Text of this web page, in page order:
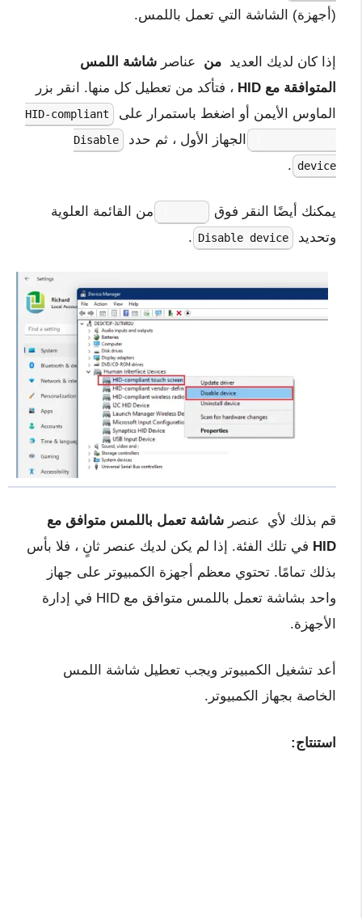
(أجهزة) الشاشة التي تعمل باللمس.
إذا كان لديك العديد من عناصر شاشة اللمس
المتوافقة مع HID
، فتأكد من تعطيل كل منها. انقر بزر
الماوس الأيمن أو اضغط باستمرار على
HID-compliant
الجهاز الأول ، ثم حدد
Disable
device
.
يمكنك أيضًا النقر فوق
من القائمة العلوية
وتحديد
Disable device
.
قم بذلك لأي عنصر شاشة تعمل باللمس متوافق مع
HID في تلك الفئة. إذا لم يكن لديك عنصر ثانٍ ، فلا بأس
بذلك تمامًا. تحتوي معظم أجهزة الكمبيوتر على جهاز
واحد بشاشة تعمل باللمس متوافق مع HID في إدارة
الأجهزة.
أعد تشغيل الكمبيوتر ويجب تعطيل شاشة اللمس
الخاصة بجهاز الكمبيوتر.
استنتاج: